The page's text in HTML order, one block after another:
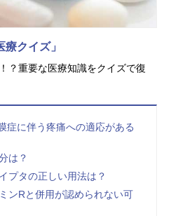
クイズ」
？重要な医療知識をクイズで復
症に伴う疼痛への適応がある
は？
プタの正しい用法は？
ンRと併用が認められない可